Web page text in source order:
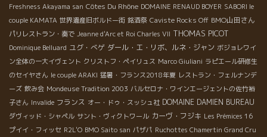
Freshness Akayama san Côtes Du Rhône DOMAINE RENAUD BOYER SABORI le
couple KAMATA 世界遺産旧ボルドー街 銘酒祭 Caviste Rocks Off BMO山田さん
パリレストラン・奏で Jeanne d'Arc et Roi Charles VII THOMAS PICOT
Dominique Belluard ユグ・べゲ ダール・エ・リボ、ルネ・ジャン ボジョレワイ
ン全体の一大イヴェント クリストフ・ペイリュス Marco Giuliani ラピエール研修生
のセイヤさん le couple ARAKI 猛暑・フランス2018年夏 レストラン・フェルナンデ
ーズ 飲み会 Mondeuse Tradition 2003 バルセロナ・ワインエージェントの佐竹裕
子さん Invalide フランス オー・ドゥ・スッシュ社 DOMAINE DAMIEN BUREAU
ダヴィッド・シャペル サント・ヴィクトワール カーヴ・フジキ Les Prémices 16
プイイ・フィッセ R2L'O BMO Saito san パザパ Ruchottes Chamertin Grand Cru